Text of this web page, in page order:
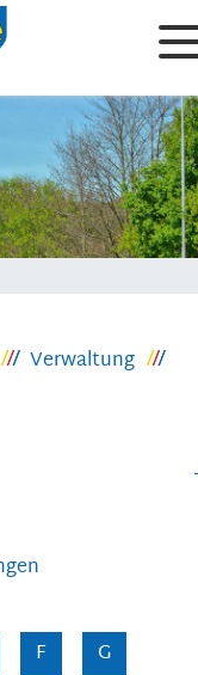
Verwaltung
F
G